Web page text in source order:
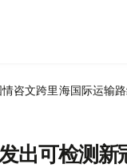
情咨文跨里海国际运输
出可检测